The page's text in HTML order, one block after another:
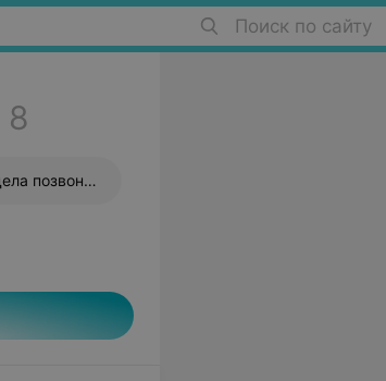
Поиск по сайту
8
Рентген шейного отдела позвоночника